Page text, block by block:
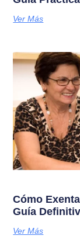
Ver Más
Cómo
Guía
Ver Más